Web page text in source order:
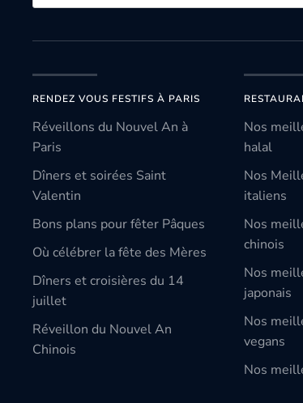
RENDEZ VOUS FESTIFS À PARIS
Réveillons du Nouvel An à
Paris
Dîners et soirées Saint
Valentin
Bons plans pour fêter Pâques
Où célébrer la fête des Mères
Dîners et croisières du 14
juillet
Réveillon du Nouvel An
Chinois
Nos
halal
Nos
italiens
Nos
chinois
Nos
japonais
Nos
vegans
Nos